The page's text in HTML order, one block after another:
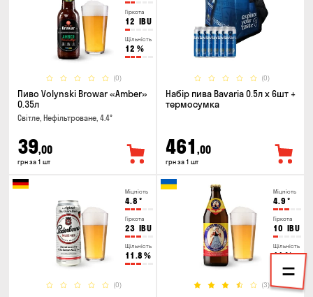
Гіркота
12 IBU
Щільність
12 %
(0)
Пиво Volynski Browar «Amber»
0.35л
Світле, Нефільтроване, 4.4°
39,00
грн за 1 шт
(0)
Набір пива Bavaria 0.5л х 6шт +
термосумка
461 ,00
грн за 1 шт
Міцність
4.8 °
Гіркота
23 IBU
Щільність
11.8 %
(0)
Міцність
4.9 °
Гіркота
10 IBU
Щільність
11%
(3)